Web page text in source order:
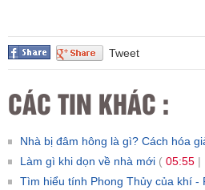
Tweet
CÁC TIN KHÁC :
Nhà bị đâm hông là gì? Cách hóa
Làm gì khi dọn về nhà mới ( 05:55 |
Tìm hiểu tính Phong Thủy của khí -